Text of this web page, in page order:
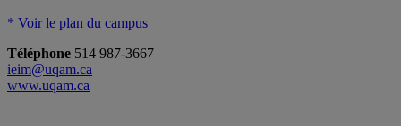
* Voir le plan du campus
Téléphone 514 987-3667
ieim@uqam.ca
www.uqam.ca